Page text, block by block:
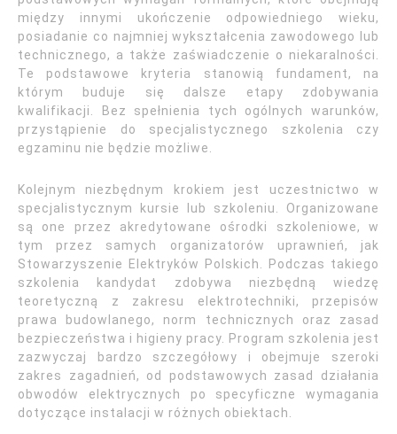
między innymi ukończenie odpowiedniego wieku,
posiadanie co najmniej wykształcenia zawodowego lub
technicznego, a także zaświadczenie o niekaralności.
Te podstawowe kryteria stanowią fundament, na
którym buduje się dalsze etapy zdobywania
kwalifikacji. Bez spełnienia tych ogólnych warunków,
przystąpienie do specjalistycznego szkolenia czy
egzaminu nie będzie możliwe.
Kolejnym niezbędnym krokiem jest uczestnictwo w
specjalistycznym kursie lub szkoleniu. Organizowane
są one przez akredytowane ośrodki szkoleniowe, w
tym przez samych organizatorów uprawnień, jak
Stowarzyszenie Elektryków Polskich. Podczas takiego
szkolenia kandydat zdobywa niezbędną wiedzę
teoretyczną z zakresu elektrotechniki, przepisów
prawa budowlanego, norm technicznych oraz zasad
bezpieczeństwa i higieny pracy. Program szkolenia jest
zazwyczaj bardzo szczegółowy i obejmuje szeroki
zakres zagadnień, od podstawowych zasad działania
obwodów elektrycznych po specyficzne wymagania
dotyczące instalacji w różnych obiektach.